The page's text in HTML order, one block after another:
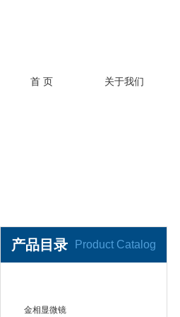
首 页 关于我们
产品目录 Product Catalog
金相显微镜